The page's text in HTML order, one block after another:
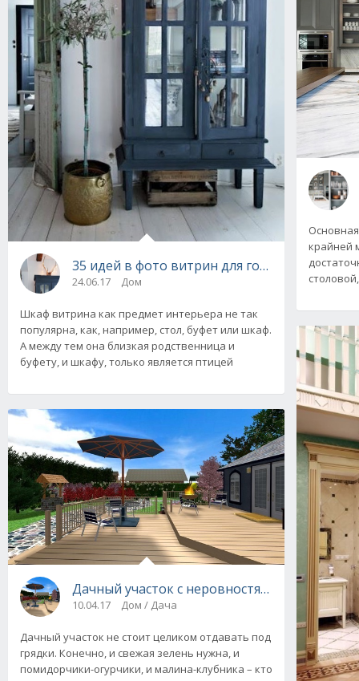
35 идей в фото витрин для гостиной.
24.06.17 Дом
Шкаф витрина как предмет интерьера не так
популярна, как, например, стол, буфет или шкаф.
А между тем она близкая родственница и
буфету, и шкафу, только является птицей
Дачный участок с неровностями рельефа.
10.04.17 Дом / Дача
Дачный участок не стоит целиком отдавать под
грядки. Конечно, и свежая зелень нужна, и
помидорчики-огурчики, и малина-клубника – кто
крайней